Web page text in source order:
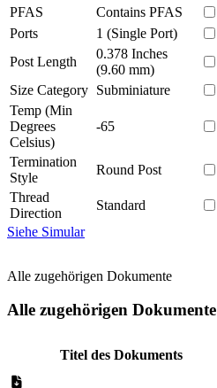
PFAS
Contains PFAS
Ports
1 (Single Port)
Post Length
0.378 Inches
(9.60 mm)
Size Category Subminiature
Temp (Min
Degrees
Celsius)
-65
Termination
Style
Round Post
Thread
Direction
Standard
Siehe Simular
Alle zugehörigen Dokumente
Alle zugehörigen Dokumente
Titel des Dokuments